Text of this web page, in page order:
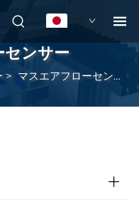
JA
センサー
> マスエアフローセンサー